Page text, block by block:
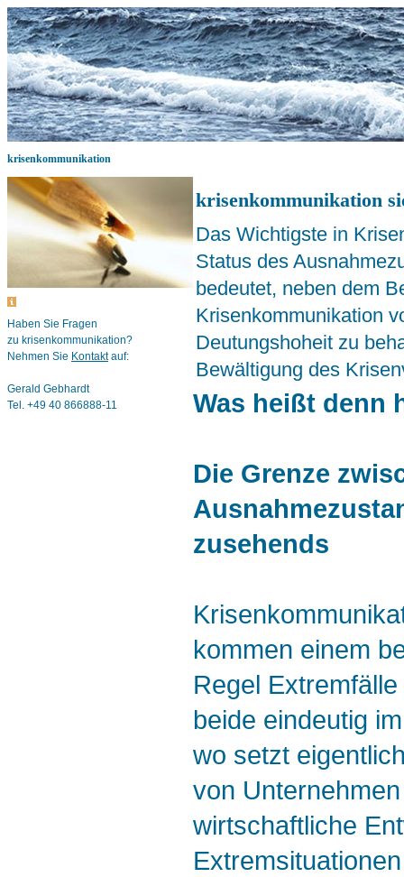
krisenkommunikation
Haben Sie Fragen
zu krisenkommunikation?
Nehmen Sie Kontaktauf:
Gerald Gebhardt
Tel. +49 40 866888-11
krisenkommunikation
Das Wichtigste in
Status des
bedeutet, neben dem
Krisenkommunikation
Deutungshoheit zu
Bewältigung des
Was heißt denn
Die Grenze
zusehends
kommen einem
Regel
beide eindeutig
wo setzt
von
wirtschaftliche